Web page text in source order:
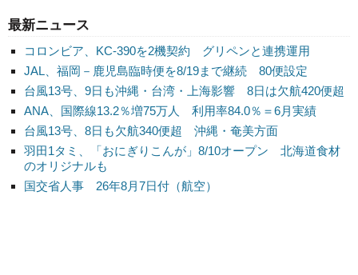
最新ニュース
コロンビア、KC-390を2機契約 グリペンと連携運用
JAL、福岡－鹿児島臨時便を8/19まで継続 80便設定
台風13号、9日も沖縄・台湾・上海影響 8日は欠航420便超
ANA、国際線13.2％増75万人 利用率84.0％＝6月実績
台風13号、8日も欠航340便超 沖縄・奄美方面
羽田1タミ、「おにぎりこんが」8/10オープン 北海道食材
のオリジナルも
国交省人事 26年8月7日付（航空）